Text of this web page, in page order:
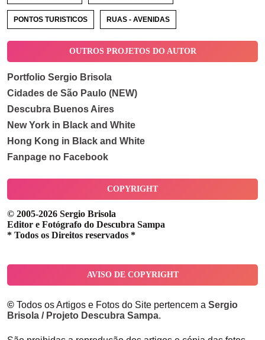
PONTOS TURISTICOS RUAS - AVENIDAS
OUTROS PROJETOS DO AUTOR
Portfolio Sergio Brisola
Cidades de São Paulo (NEW)
Descubra Buenos Aires
New York in Black and White
Hong Kong in Black and White
Fanpage no Facebook
COPYRIGHT
© 2005-2026 Sergio Brisola
Editor e Fotógrafo do Descubra Sampa
* Todos os Direitos reservados *
AVISO DE COPYRIGHT
© Todos os Artigos e Fotos do Site pertencem a Sergio
Brisola / Projeto Descubra Sampa.